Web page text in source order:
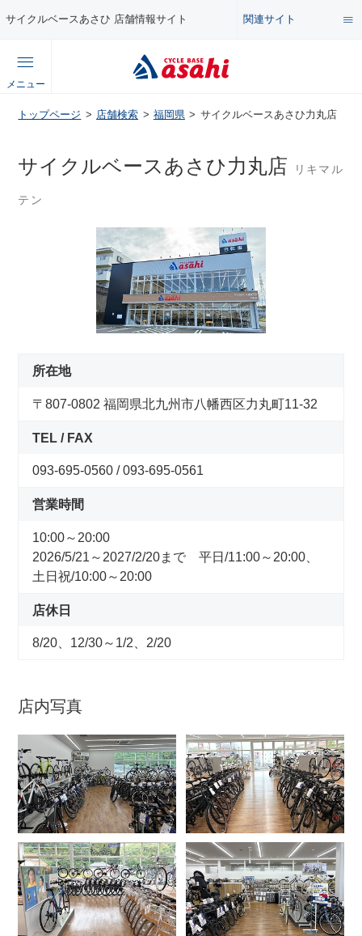
サイクルベースあさひ 店舗情報サイト 関連サイト
総合サイト
公式オンラインストア
企業情報サイト
メニュー
コンテンツ
特集・イベント
メンテナンス・カスタム講座
自転車・パーツの使い方・選び方
コンセプトストア
製品情報
オリジナルブランド一覧
日本代理店ブランド一覧
あさひのサービス
サイクルベースあさひ公式アプリ
ネットで注文、お店で受取り
アウトレット
自転車修理工賃
サイクルメイト
サイクルポーター
トップページ 店舗検索 福岡県 サイクルベースあさひ力丸店
サイクルベースあさひ力丸店 リキマル
テン
所在地
〒807-0802 福岡県北九州市八幡西区力丸町11-32
TEL / FAX
093-695-0560 / 093-695-0561
営業時間
10:00～20:00
2026/5/21～2027/2/20まで 平日/11:00～20:00、
土日祝/10:00～20:00
店休日
8/20、12/30～1/2、2/20
店内写真